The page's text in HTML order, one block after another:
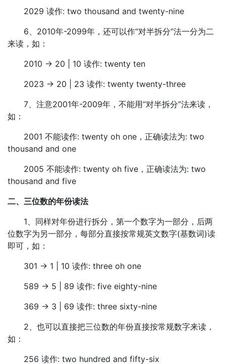
2029 读作: two thousand and twenty-nine
6、2010年-2099年，还可以作“对半拆分”法一分为二
来读，如：
2010 -> 20 | 10 读作: twenty ten
2023 -> 20 | 23 读作: twenty twenty-three
7、注意2001年-2009年，不能用“对半拆分”法来读，
如：
2001 不能读作: twenty oh one，正确读法为: two
thousand and one
2005 不能读作: twenty oh five，正确读法为: two
thousand and five
二、三位数的年份读法
1、同样对年份进行拆分，第一个数字为一部分，后两
位数字为另一部分，每部分直接按常规英文数字(基数词)读
即可，如：
301 -> 1 | 10 读作: three oh one
589 -> 5 | 89 读作: five eighty-nine
369 -> 3 | 69 读作: three sixty-nine
2、也可以直接把三位数的年份直接按常规数字来读，
如：
256 读作: two hundred and fifty-six